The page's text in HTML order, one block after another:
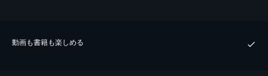
動画も書籍も楽しめる